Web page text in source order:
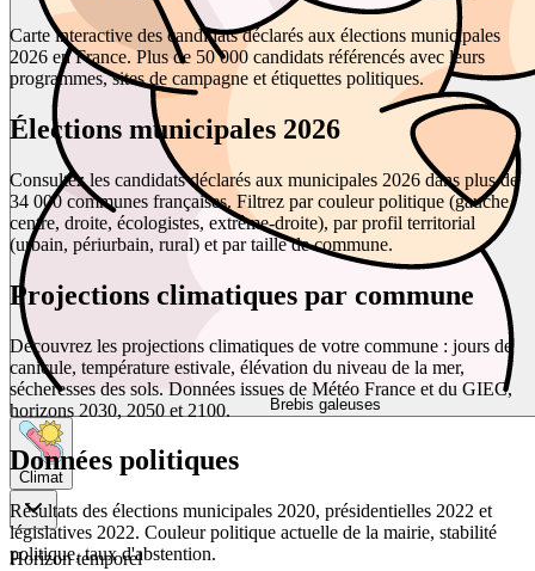
Brebis galeuses
Climat
Horizon temporel
Carte interactive des candidats déclarés aux élections municipales
2026 en France. Plus de 50 000 candidats référencés avec leurs
programmes, sites de campagne et étiquettes politiques.
Élections municipales 2026
Consultez les candidats déclarés aux municipales 2026 dans plus de
34 000 communes françaises. Filtrez par couleur politique (gauche,
centre, droite, écologistes, extrême-droite), par profil territorial
(urbain, périurbain, rural) et par taille de commune.
Projections climatiques par commune
Découvrez les projections climatiques de votre commune : jours de
canicule, température estivale, élévation du niveau de la mer,
sécheresses des sols. Données issues de Météo France et du GIEC,
horizons 2030, 2050 et 2100.
Données politiques
Résultats des élections municipales 2020, présidentielles 2022 et
législatives 2022. Couleur politique actuelle de la mairie, stabilité
politique, taux d'abstention.